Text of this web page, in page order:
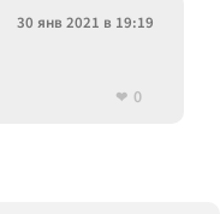
30 янв 2021 в 19:19
0